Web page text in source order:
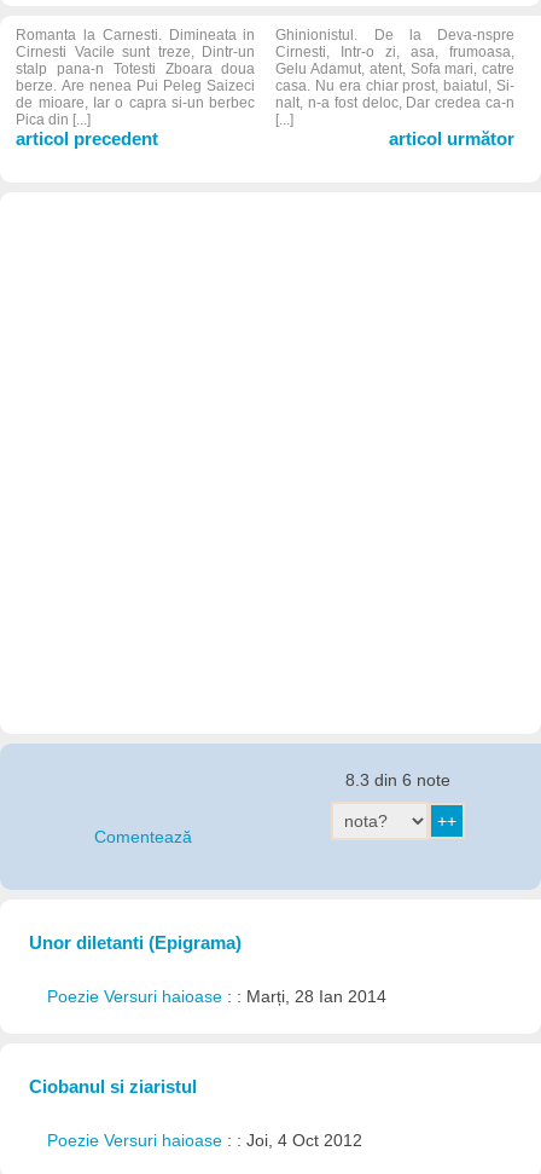
Romanta la Carnesti. Dimineata in
Cirnesti Vacile sunt treze, Dintr-un
stalp pana-n Totesti Zboara doua
berze. Are nenea Pui Peleg Saizeci
de mioare, Iar o capra si-un berbec
Pica din [...]
articol precedent
Ghinionistul. De la Deva-nspre
Cirnesti, Intr-o zi, asa, frumoasa,
Gelu Adamut, atent, Sofa mari, catre
casa. Nu era chiar prost, baiatul, Si-
nalt, n-a fost deloc, Dar credea ca-n
[...]
articol următor
Comentează
8.3 din 6 note
Unor diletanti (Epigrama)
Poezie Versuri haioase : : Marți, 28 Ian 2014
Ciobanul si ziaristul
Poezie Versuri haioase : : Joi, 4 Oct 2012